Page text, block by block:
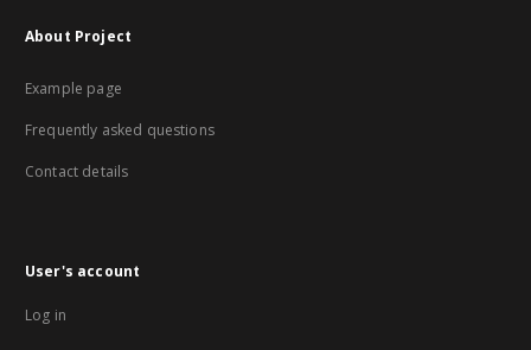
About Project
Example page
Frequently asked questions
Contact details
User's account
Log in